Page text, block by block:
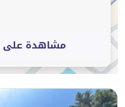
للمزيد من المعلومات،
واتساب على [بيانات
مشاهدة على